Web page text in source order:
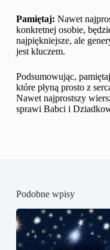
Pamiętaj: Nawet
konkretnej osobie,
najpiękniejsze, ale
jest kluczem.
Podsumowując,
które płyną prosto z
Nawet najprostszy
sprawi Babci i
Podobne wpisy